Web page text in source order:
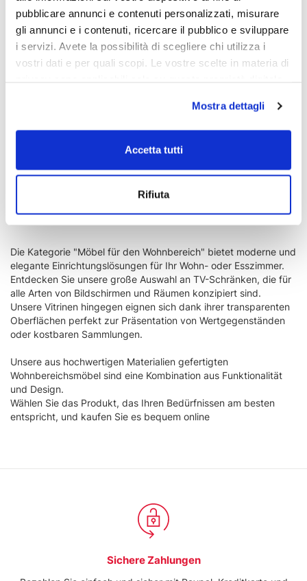
pubblicare annunci e contenuti personalizzati, misurare
gli annunci e i contenuti, ricercare il pubblico e sviluppare
i servizi. Avete la possibilità di scegliere chi utilizza i
vostri dati e per quali scopi. Le vostre scelte in materia di
modificare o revocare il proprio consenso in qualsiasi
momento dalla Dichiarazione sui cookie o facendo clic
sull'icona di attivazione della privacy.
Con il tuo consenso, vorremmo anche:
raccogliere informazioni sulla tua posizione
geografica, con un'approssimazione di qualche
Identificare il tuo dispositivo, scansionandolo
attivamente alla ricerca di caratteristiche specifiche
(impronte digitali).
Approfondisci come vengono elaborati i tuoi dati personali
e imposta le tue preferenze nella
sezione dettagli. Puoi
modificare o ritirare il tuo consenso in qualsiasi momento
Utilizziamo i cookie per personalizzare contenuti ed
annunci, per fornire funzionalità dei social media e per
analizzare il nostro traffico. Condividiamo inoltre
Mostra dettagli
Accetta tutti
Rifiuta
Die Kategorie "Möbel für den Wohnbereich" bietet moderne und
elegante Einrichtungslösungen für Ihr Wohn- oder Esszimmer.
Entdecken Sie unsere große Auswahl an TV-Schränken, die für
alle Arten von Bildschirmen und Räumen konzipiert sind.
Unsere Vitrinen hingegen eignen sich dank ihrer transparenten
Oberflächen perfekt zur Präsentation von Wertgegenständen
oder kostbaren Sammlungen.
Unsere aus hochwertigen Materialien gefertigten
Wohnbereichsmöbel sind eine Kombination aus Funktionalität
und Design.
Wählen Sie das Produkt, das Ihren Bedürfnissen am besten
entspricht, und kaufen Sie es bequem online
Sichere Zahlungen